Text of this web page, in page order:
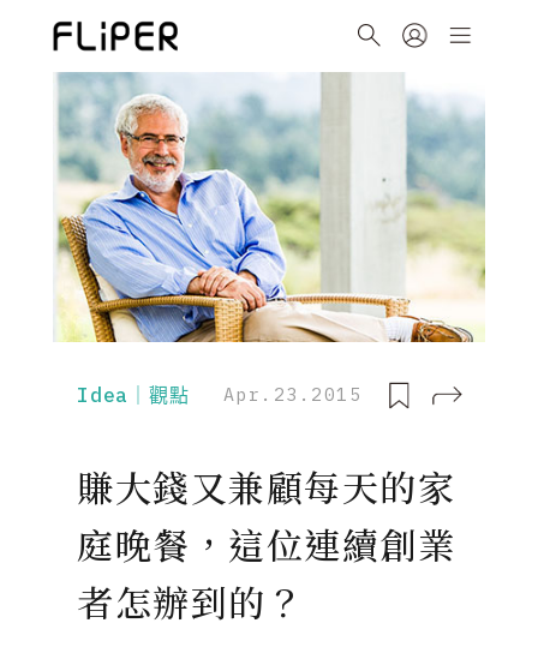
Idea｜觀點 Apr.23.2015
賺大錢又兼顧每天的家
庭晚餐，這位連續創業
者怎辦到的？